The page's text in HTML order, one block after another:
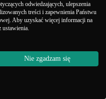
ze względu na
Klientom wystawianie i
wskazanych w niniejszym
Klienta możliwe jest po
umożliwiającego dodanie
Internetowym.
odwiedzających, ulepszenia
treści i zapewnienia Państwu
Aby uzyskać więcej informacji na
Nie zgadzam się